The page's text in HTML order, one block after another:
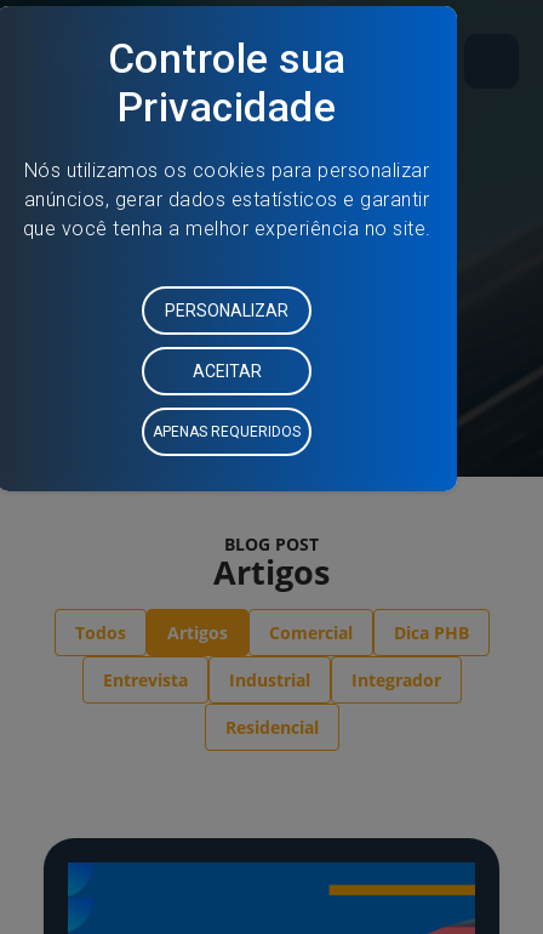
Artigos
BLOG POST
Artigos
Todos Artigos Comercial Dica PHB
Entrevista Industrial Integrador
Residencial